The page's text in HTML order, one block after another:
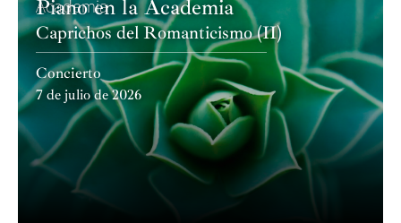
Academia
Piano en la Academia
Caprichos del Romanticismo (II)
Concierto
7 de julio de 2026